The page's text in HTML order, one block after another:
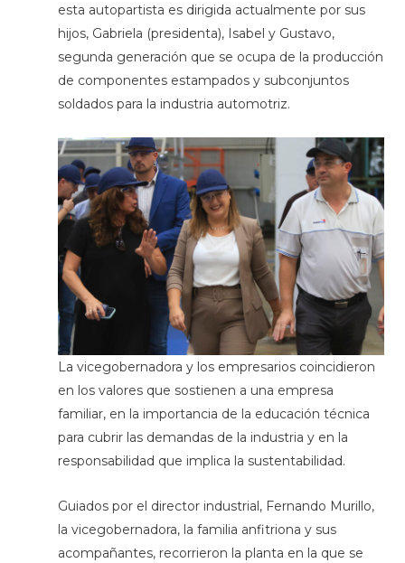
esta autopartista es dirigida actualmente por sus
hijos, Gabriela (presidenta), Isabel y Gustavo,
segunda generación que se ocupa de la producción
de componentes estampados y subconjuntos
soldados para la industria automotriz.
La vicegobernadora y los empresarios coincidieron
en los valores que sostienen a una empresa
familiar, en la importancia de la educación técnica
para cubrir las demandas de la industria y en la
responsabilidad que implica la sustentabilidad.
Guiados por el director industrial, Fernando Murillo,
la vicegobernadora, la familia anfitriona y sus
acompañantes, recorrieron la planta en la que se